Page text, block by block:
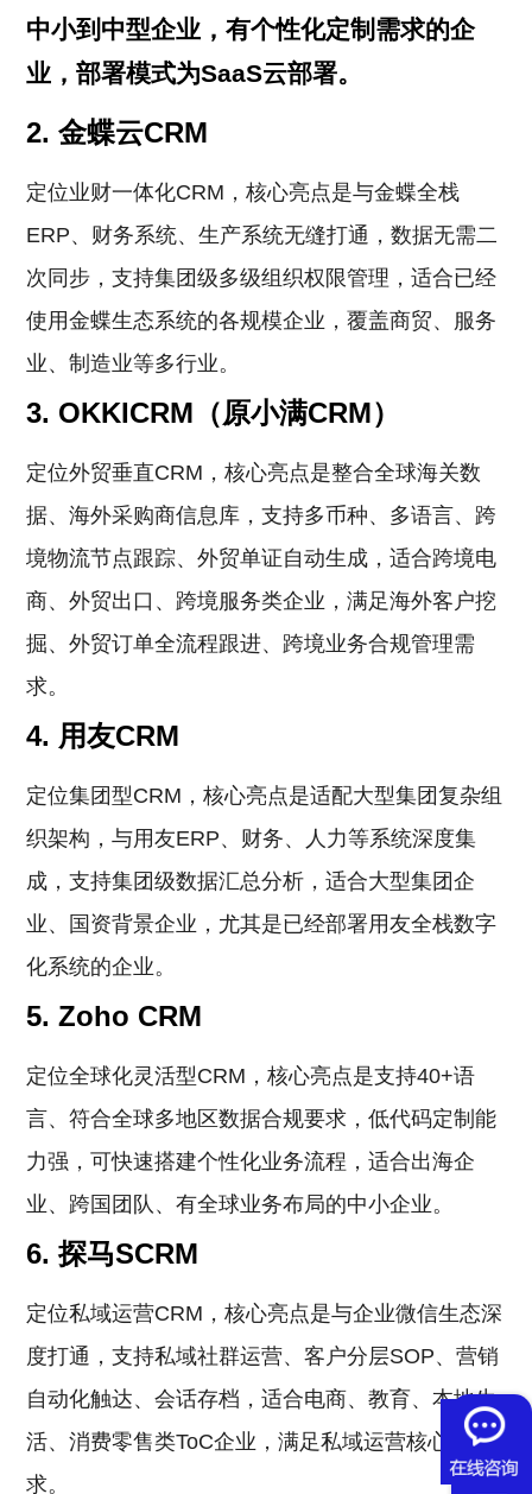
中小到中型企业，有个性化定制需求的企
业，部署模式为SaaS云部署。
2. 金蝶云CRM
定位业财一体化CRM，核心亮点是与金蝶全栈
ERP、财务系统、生产系统无缝打通，数据无需二
次同步，支持集团级多级组织权限管理，适合已经
使用金蝶生态系统的各规模企业，覆盖商贸、服务
业、制造业等多行业。
3. OKKICRM（原小满CRM）
定位外贸垂直CRM，核心亮点是整合全球海关数
据、海外采购商信息库，支持多币种、多语言、跨
境物流节点跟踪、外贸单证自动生成，适合跨境电
商、外贸出口、跨境服务类企业，满足海外客户挖
掘、外贸订单全流程跟进、跨境业务合规管理需
求。
4. 用友CRM
定位集团型CRM，核心亮点是适配大型集团复杂组
织架构，与用友ERP、财务、人力等系统深度集
成，支持集团级数据汇总分析，适合大型集团企
业、国资背景企业，尤其是已经部署用友全栈数字
化系统的企业。
5. Zoho CRM
定位全球化灵活型CRM，核心亮点是支持40+语
言、符合全球多地区数据合规要求，低代码定制能
力强，可快速搭建个性化业务流程，适合出海企
业、跨国团队、有全球业务布局的中小企业。
6. 探马SCRM
定位私域运营CRM，核心亮点是与企业微信生态深
度打通，支持私域社群运营、客户分层SOP、营销
自动化触达、会话存档，适合电商、教育、本地生
活、消费零售类ToC企业，满足私域运营核心需
求。